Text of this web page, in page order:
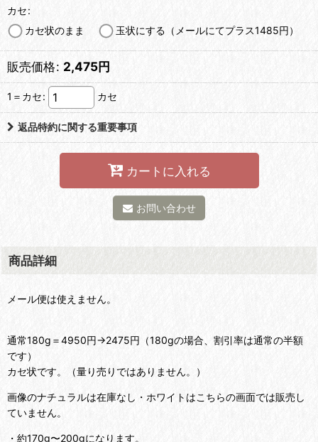
カセ:
カセ状のまま
玉状にする（メールにてプラス1485円）
販売価格: 2,475円
1＝カセ: カセ
返品特約に関する重要事項
カートに入れる
お問い合わせ
商品詳細
メール便は使えません。
通常180g＝4950円→2475円（180gの場合、割引率は通常の半額
です）
カセ状です。（量り売りではありません。）
画像のナチュラルは在庫なし・ホワイトはこちらの画面では販売し
ていません。
・約170g〜200gになります。